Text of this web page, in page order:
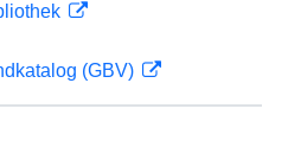
(GBV)